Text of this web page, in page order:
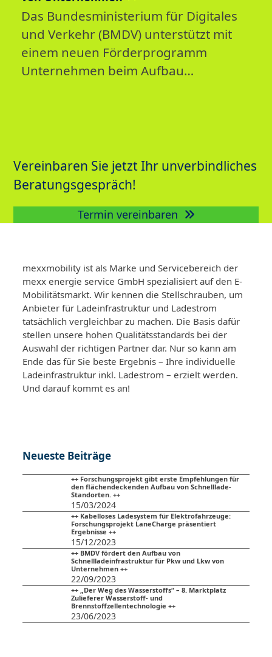
Das Bundesministerium für Digitales
und Verkehr (BMDV) unterstützt mit
einem neuen Förderprogramm
Unternehmen beim Aufbau…
Vereinbaren Sie jetzt Ihr unverbindliches
Beratungsgespräch!
Termin vereinbaren
mexxmobility ist als Marke und Servicebereich der
mexx energie service GmbH spezialisiert auf den E-
Mobilitätsmarkt. Wir kennen die Stellschrauben, um
Anbieter für Ladeinfrastruktur und Ladestrom
tatsächlich vergleichbar zu machen. Die Basis dafür
stellen unsere hohen Qualitätsstandards bei der
Auswahl der richtigen Partner dar. Nur so kann am
Ende das für Sie beste Ergebnis – Ihre individuelle
Ladeinfrastruktur inkl. Ladestrom – erzielt werden.
Und darauf kommt es an!
Neueste Beiträge
++ Forschungsprojekt gibt erste Empfehlungen für
den flächendeckenden Aufbau von Schnelllade-
Standorten. ++
15/03/2024
++ Kabelloses Ladesystem für Elektrofahrzeuge:
Forschungsprojekt LaneCharge präsentiert
Ergebnisse ++
15/12/2023
++ BMDV fördert den Aufbau von
Schnellladeinfrastruktur für Pkw und Lkw von
Unternehmen ++
22/09/2023
++ „Der Weg des Wasserstoffs“ – 8. Marktplatz
Zulieferer Wasserstoff- und
Brennstoffzellentechnologie ++
23/06/2023